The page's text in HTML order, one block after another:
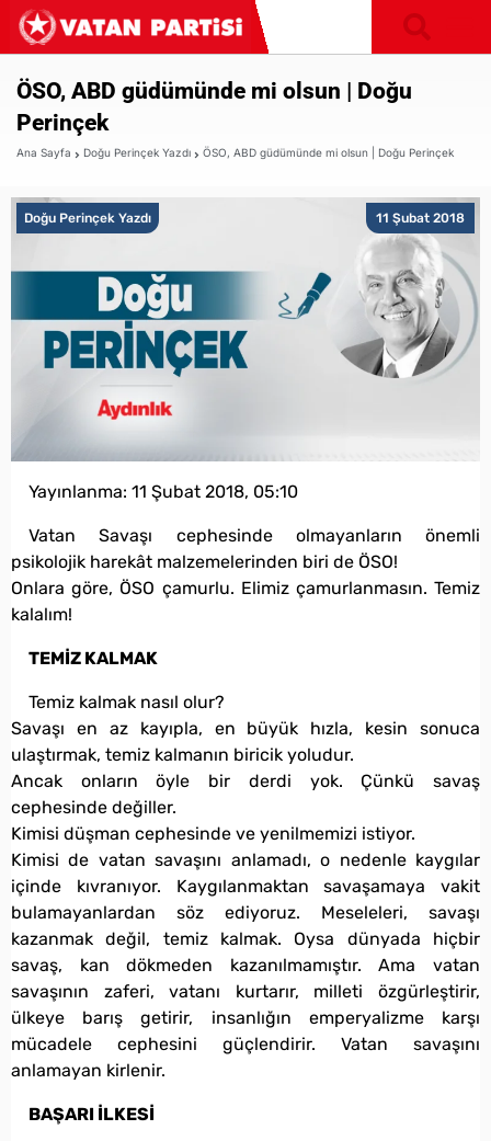
ÖSO, ABD güdümünde mi olsun | Doğu
Perinçek
Ana Sayfa Doğu Perinçek Yazdı ÖSO, ABD güdümünde mi olsun | Doğu Perinçek
11 Şubat 2018
Doğu Perinçek Yazdı
Yayınlanma: 11 Şubat 2018, 05:10
Vatan Savaşı cephesinde olmayanların önemli
psikolojik harekât malzemelerinden biri de ÖSO!
Onlara göre, ÖSO çamurlu. Elimiz çamurlanmasın. Temiz
kalalım!
TEMİZ KALMAK
Temiz kalmak nasıl olur?
Savaşı en az kayıpla, en büyük hızla, kesin sonuca
ulaştırmak, temiz kalmanın biricik yoludur.
Ancak onların öyle bir derdi yok. Çünkü savaş
cephesinde değiller.
Kimisi düşman cephesinde ve yenilmemizi istiyor.
Kimisi de vatan savaşını anlamadı, o nedenle kaygılar
içinde kıvranıyor. Kaygılanmaktan savaşamaya vakit
bulamayanlardan söz ediyoruz. Meseleleri, savaşı
kazanmak değil, temiz kalmak. Oysa dünyada hiçbir
savaş, kan dökmeden kazanılmamıştır. Ama vatan
savaşının zaferi, vatanı kurtarır, milleti özgürleştirir,
ülkeye barış getirir, insanlığın emperyalizme karşı
mücadele cephesini güçlendirir. Vatan savaşını
anlamayan kirlenir.
BAŞARI İLKESİ